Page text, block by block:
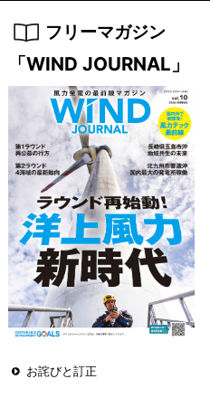
フリーマガジン
「WIND JOURNAL」
お詫びと訂正